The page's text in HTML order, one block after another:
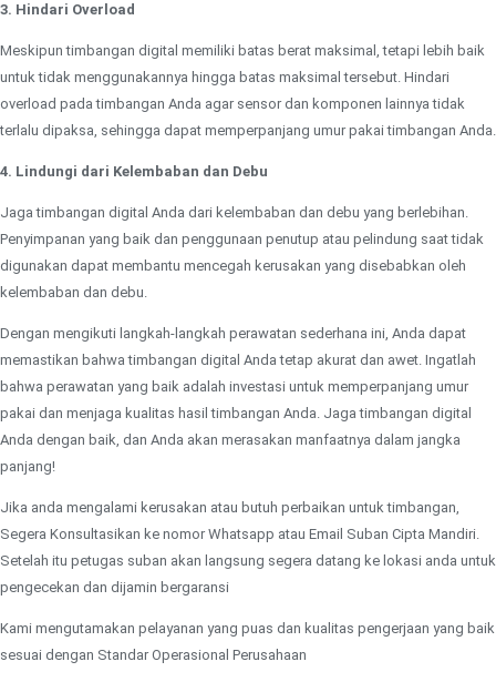
3. Hindari Overload
Meskipun timbangan digital memiliki batas berat maksimal, tetapi lebih baik
untuk tidak menggunakannya hingga batas maksimal tersebut. Hindari
overload pada timbangan Anda agar sensor dan komponen lainnya tidak
terlalu dipaksa, sehingga dapat memperpanjang umur pakai timbangan Anda.
4. Lindungi dari Kelembaban dan Debu
Jaga timbangan digital Anda dari kelembaban dan debu yang berlebihan.
Penyimpanan yang baik dan penggunaan penutup atau pelindung saat tidak
digunakan dapat membantu mencegah kerusakan yang disebabkan oleh
kelembaban dan debu.
Dengan mengikuti langkah-langkah perawatan sederhana ini, Anda dapat
memastikan bahwa timbangan digital Anda tetap akurat dan awet. Ingatlah
bahwa perawatan yang baik adalah investasi untuk memperpanjang umur
pakai dan menjaga kualitas hasil timbangan Anda. Jaga timbangan digital
Anda dengan baik, dan Anda akan merasakan manfaatnya dalam jangka
panjang!
Jika anda mengalami kerusakan atau butuh perbaikan untuk timbangan,
Segera Konsultasikan ke nomor Whatsapp atau Email Suban Cipta Mandiri.
Setelah itu petugas suban akan langsung segera datang ke lokasi anda untuk
pengecekan dan dijamin bergaransi
Kami mengutamakan pelayanan yang puas dan kualitas pengerjaan yang baik
sesuai dengan Standar Operasional Perusahaan